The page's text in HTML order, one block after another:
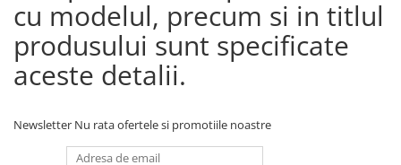
cu modelul, precum si in titlul
produsului sunt specificate
aceste detalii.
Newsletter Nu rata ofertele si promotiile noastre